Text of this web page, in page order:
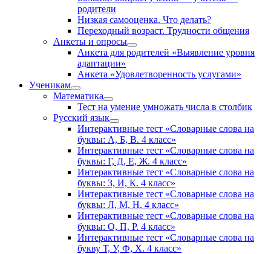
родители
Низкая самооценка. Что делать?
Переходный возраст. Трудности общения
Анкеты и опросы
Анкета для родителей «Выявление уровня
адаптации»
Анкета «Удовлетворенность услугами»
Ученикам
Математика
Тест на умение умножать числа в столбик
Русский язык
Интерактивные тест «Словарные слова на
буквы: А, Б, В. 4 класс»
Интерактивные тест «Словарные слова на
буквы: Г, Д, Е, Ж. 4 класс»
Интерактивные тест «Словарные слова на
буквы: З, И, К. 4 класс»
Интерактивные тест «Словарные слова на
буквы: Л, М, Н. 4 класс»
Интерактивные тест «Словарные слова на
буквы: О, П, Р. 4 класс»
Интерактивные тест «Словарные слова на
букву Т, У, Ф, Х. 4 класс»